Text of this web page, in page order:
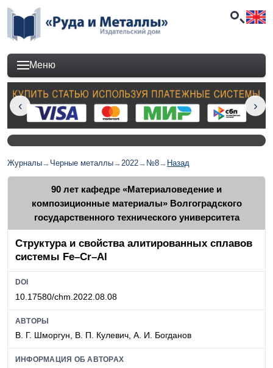
Меню
Журналы→ Черные металлы→2022→ №8→ Назад
90 лет кафедре «Материаловедение и
композиционные материалы» Волгоградского
государственного технического университета
Структура и свойства алитированных сплавов
системы Fe–Cr–Al
DOI
10.17580/chm.2022.08.08
АВТОРЫ
В. Г. Шморгун, В. П. Кулевич, А. И. Богданов
ИНФОРМАЦИЯ ОБ АВТОРАХ